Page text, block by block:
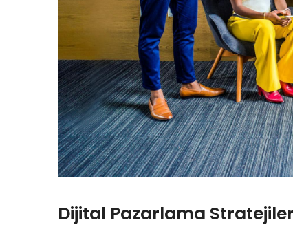
Dijital Pazarlama